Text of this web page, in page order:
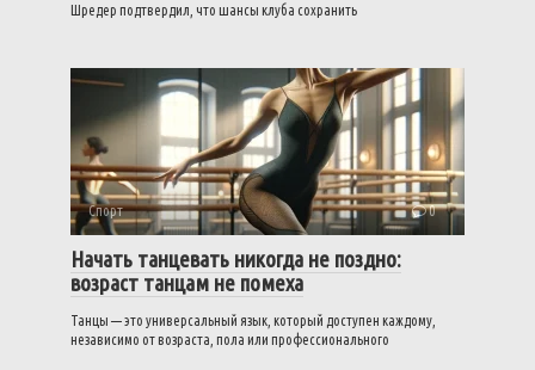
Шредер подтвердил, что шансы клуба сохранить
Спорт 0
Начать танцевать никогда не поздно:
возраст танцам не помеха
Танцы — это универсальный язык, который доступен каждому,
независимо от возраста, пола или профессионального